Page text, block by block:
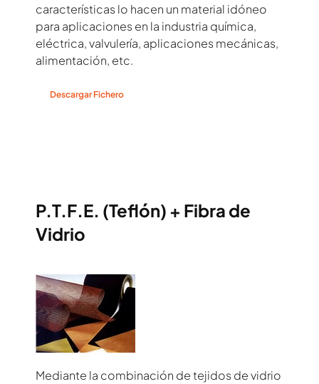
características lo hacen un material idóneo
para aplicaciones en la industria química,
eléctrica, valvulería, aplicaciones mecánicas,
alimentación, etc.
Descargar Fichero
P.T.F.E. (Teflón) + Fibra de
Vidrio
Mediante la combinación de tejidos de vidrio